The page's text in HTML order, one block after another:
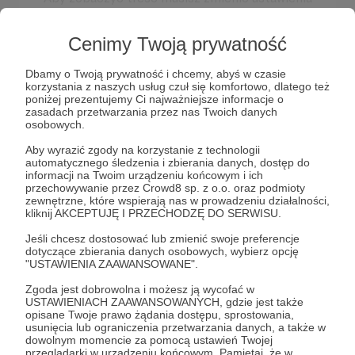
Cenimy Twoją prywatność
Dbamy o Twoją prywatność i chcemy, abyś w czasie
korzystania z naszych usług czuł się komfortowo, dlatego też
poniżej prezentujemy Ci najważniejsze informacje o
zasadach przetwarzania przez nas Twoich danych
osobowych.
Aby wyrazić zgody na korzystanie z technologii
automatycznego śledzenia i zbierania danych, dostęp do
informacji na Twoim urządzeniu końcowym i ich
przechowywanie przez Crowd8 sp. z o.o. oraz podmioty
zewnętrzne, które wspierają nas w prowadzeniu działalności,
kliknij AKCEPTUJĘ I PRZECHODZĘ DO SERWISU.
Jeśli chcesz dostosować lub zmienić swoje preferencje
dotyczące zbierania danych osobowych, wybierz opcję
"USTAWIENIA ZAAWANSOWANE".
Zgoda jest dobrowolna i możesz ją wycofać w
USTAWIENIACH ZAAWANSOWANYCH, gdzie jest także
opisane Twoje prawo żądania dostępu, sprostowania,
usunięcia lub ograniczenia przetwarzania danych, a także w
dowolnym momencie za pomocą ustawień Twojej
przeglądarki w urządzeniu końcowym. Pamiętaj, że w
Jestem Testerem prawie od dziesięciu lat.
skończyłem żadnej szkoły o kierunku
informatycznym, a zaraz po studiach
medycznych,zmieniłem ścieżkę kariery.
Wszystkiego nauczyłem się sam, a
poparłem certyfikatami.Dziśchcę się
podzielić swoją wiedząna temat testowania z
wami, dlatego stworzyłem pierwszy w Polsce
podcast poświęcony testowaniu.
Wszystko robię sam, co niesie ze sobą pewne
ograniczenia.Jeżeli mi pomożecie, będę mógł
dostarczać jeszcze więcej ciekawej treści,
Rozwiń opis
Słuchaj w Patronite Audio!
SłuchajJankowski Norbertw aplikacji Patronite
Audio.
Pobierz aplikację na swój telefon lub słuchaj w
przeglądarce.
Słuchaj